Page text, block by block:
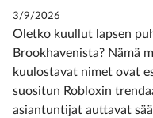
3/9/2026
Oletko kuullut lapsen
Brookhavenista? Nämä
kuulostavat nimet ovat
suositun Robloxin
asiantuntijat auttavat